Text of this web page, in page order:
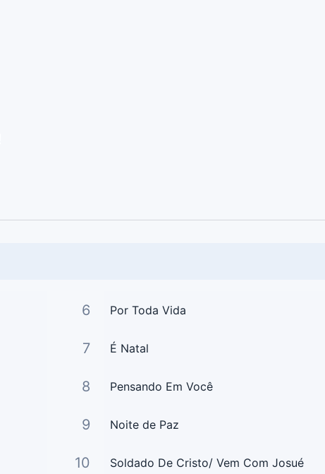
6 Por Toda Vida
7 É Natal
8 Pensando Em Você
9 Noite de Paz
10 Soldado De Cristo/ Vem Com Josué